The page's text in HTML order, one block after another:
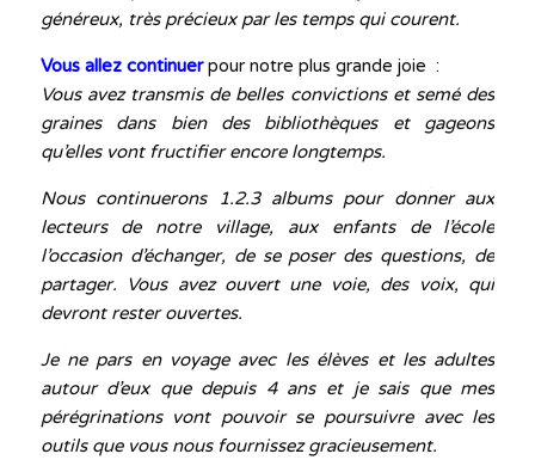
généreux, très précieux par les temps qui courent.
Vous allez continuerpour notre plus grande joie :
Vous avez transmis de belles convictions et semé des
graines dans bien des bibliothèques et gageons
qu’elles vont fructifier encore longtemps.
Nous continuerons 1.2.3 albums pour donner aux
lecteurs de notre village, aux enfants de l’école
l’occasion d’échanger, de se poser des questions, de
partager. Vous avez ouvert une voie, des voix, qui
devront rester ouvertes.
Je ne pars en voyage avec les élèves et les adultes
autour d’eux que depuis 4 ans et je sais que mes
pérégrinations vont pouvoir se poursuivre avec les
outils que vous nous fournissez gracieusement.